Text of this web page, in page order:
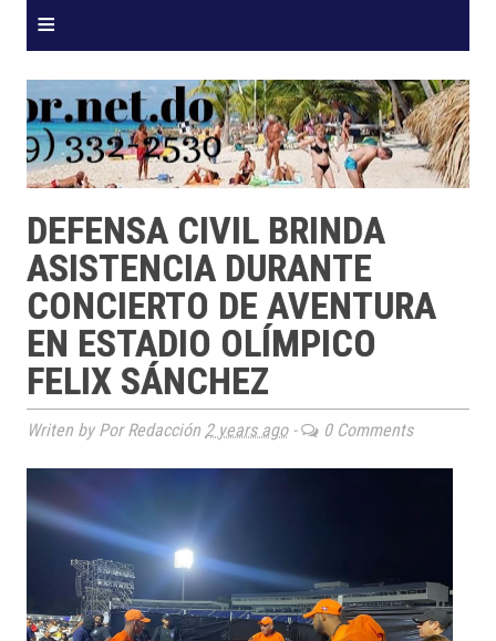
≡
DEFENSA CIVIL BRINDA
ASISTENCIA DURANTE
CONCIERTO DE AVENTURA
EN ESTADIO OLÍMPICO
FELIX SÁNCHEZ
Writen by Por Redacción 2 years ago- 0 Comments